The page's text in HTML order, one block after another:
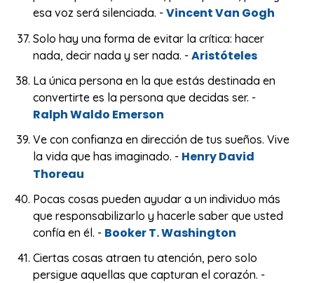
esa voz será silenciada. -Vincent Van Gogh
Solo hay una forma de evitar la crítica: hacer
nada, decir nada y ser nada. -Aristóteles
La única persona en la que estás destinada en
convertirte es la persona que decidas ser. -
Ralph Waldo Emerson
Ve con confianza en dirección de tus sueños. Vive
la vida que has imaginado. - Henry David
Thoreau
Pocas cosas pueden ayudar a un individuo más
que responsabilizarlo y hacerle saber que usted
confía en él. - Booker T. Washington
Ciertas cosas atraen tu atención, pero solo
persigue aquellas que capturan el corazón. -